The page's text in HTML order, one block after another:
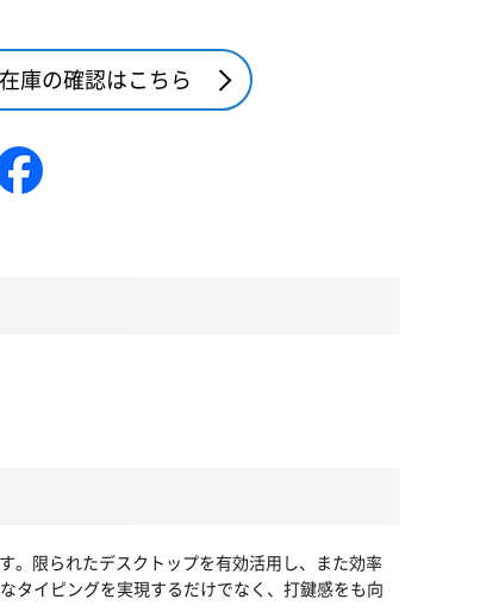
庫の確認はこちら
。限られたデスクトップを有効活用し、また効率
タイピングを実現するだけでなく、打鍵感をも向